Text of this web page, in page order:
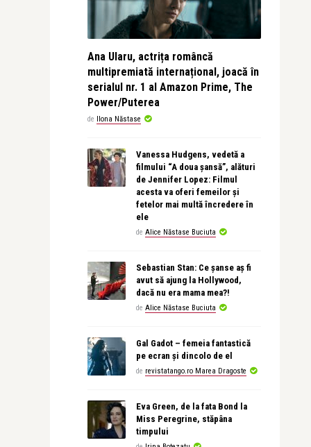
Ana Ularu, actrița româncă
multipremiată internațional, joacă în
serialul nr. 1 al Amazon Prime, The
Power/Puterea
de Ilona Năstase
Vanessa Hudgens, vedetă a
filmului “A doua șansă”, alături
de Jennifer Lopez: Filmul
acesta va oferi femeilor și
fetelor mai multă încredere în
ele
de Alice Năstase Buciuta
Sebastian Stan: Ce șanse aș fi
avut să ajung la Hollywood,
dacă nu era mama mea?!
de Alice Năstase Buciuta
Gal Gadot – femeia fantastică
pe ecran și dincolo de el
de revistatango.ro Marea Dragoste
Eva Green, de la fata Bond la
Miss Peregrine, stăpâna
timpului